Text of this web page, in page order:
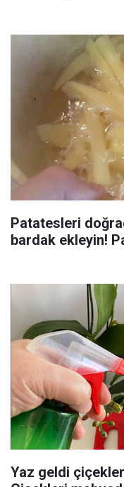
Patatesleri
bardak ekleyin!
Yaz geldi